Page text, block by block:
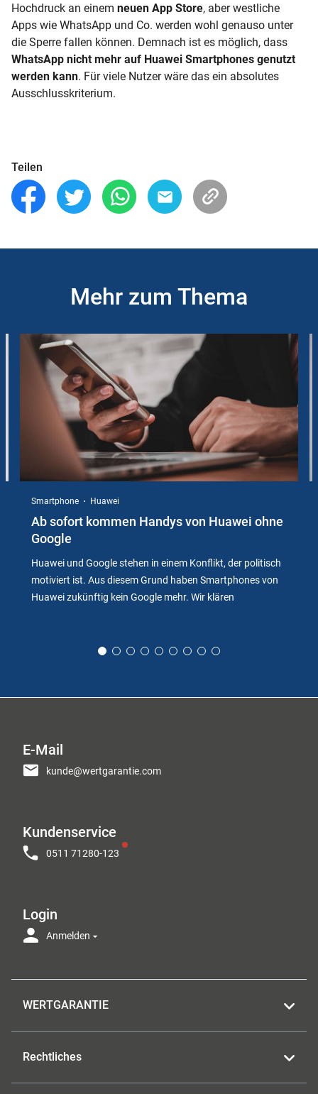
Hochdruck an einem neuen App Store, aber westliche
Apps wie WhatsApp und Co. werden wohl genauso unter
die Sperre fallen können. Demnach ist es möglich, dass
WhatsApp nicht mehr auf Huawei Smartphones genutzt
werden kann. Für viele Nutzer wäre das ein absolutes
Ausschlusskriterium.
Teilen
Mehr zum Thema
Instructions
Smartphone Huawei
Ab sofort kommen Handys von Huawei ohne
Google
Huawei und Google stehen in einem Konflikt, der politisch
motiviert ist. Aus diesem Grund haben Smartphones von
Huawei zukünftig kein Google mehr. Wir klären
E-Mail
kunde@wertgarantie.com
Kundenservice
0511 71280-123
Login
Anmelden
WERTGARANTIE
Rechtliches